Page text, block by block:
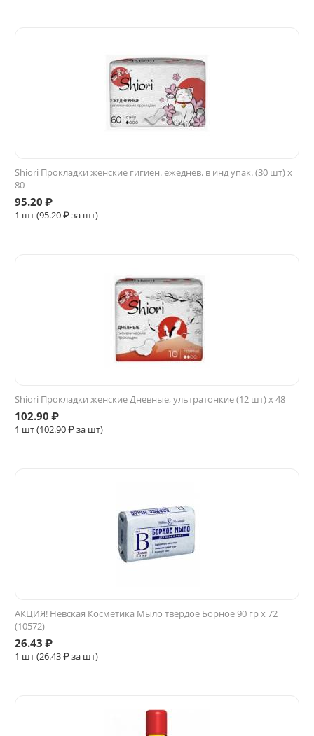
Shiori Прокладки женские гигиен. ежеднев. в инд упак. (30 шт) x
80
95.20 ₽
1 шт (95.20₽ за шт)
Shiori Прокладки женские Дневные, ультратонкие (12 шт) x 48
102.90 ₽
1 шт (102.90₽ за шт)
АКЦИЯ! Невская Косметика Мыло твердое Борное 90 гр х 72
(10572)
26.43 ₽
1 шт (26.43₽ за шт)